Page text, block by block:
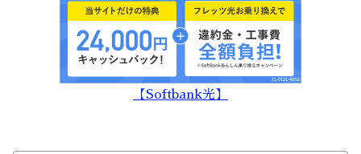
【Softbank光】